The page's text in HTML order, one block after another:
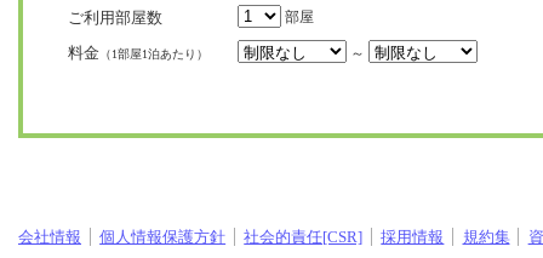
ご利用部屋数 部屋
料金 （1部屋1泊あたり） ～
会社情報 個人情報保護方針 社会的責任[CSR] 採用情報 規約集